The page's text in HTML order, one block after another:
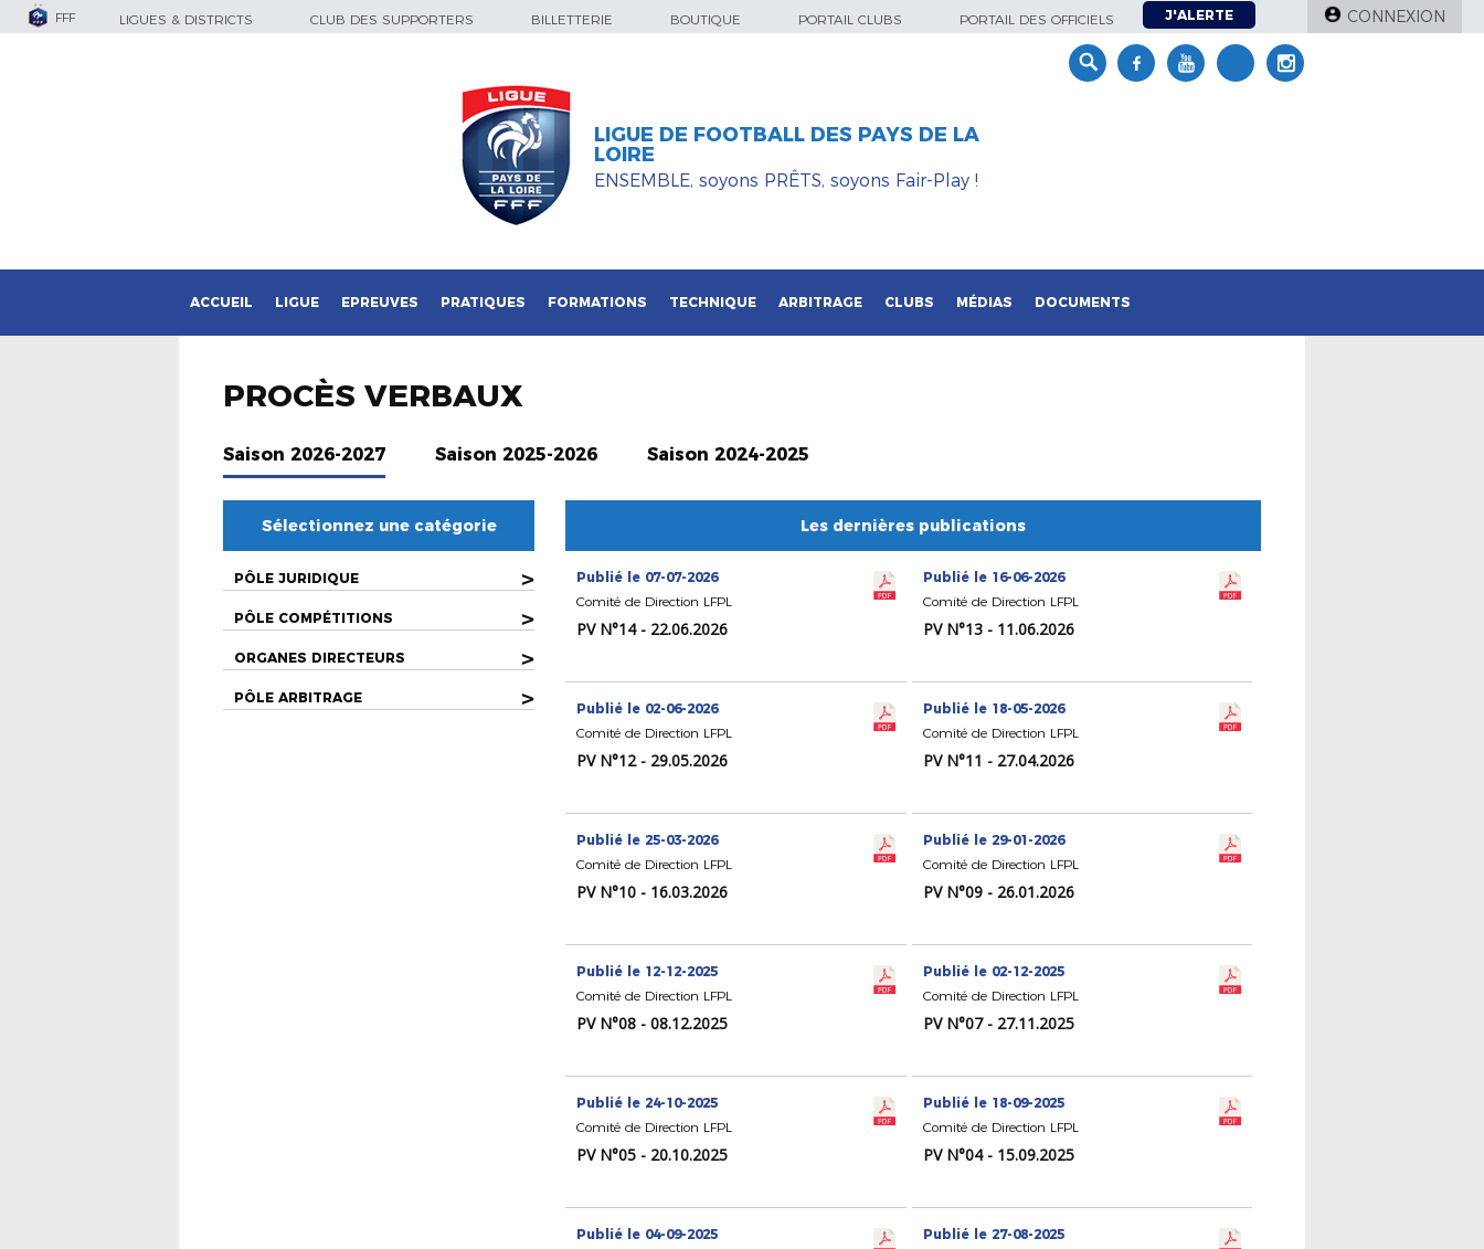
FFF LIGUES & DISTRICTS CLUB DES SUPPORTERS BILLETTERIE BOUTIQUE PORTAIL CLUBS PORTAIL DES OFFICIELS J'ALERTE CONNEXION
LIGUE DE FOOTBALL DES PAYS DE LA
LOIRE
ENSEMBLE, soyons PRÊTS, soyons Fair-Play !
ACCUEIL LIGUE EPREUVES PRATIQUES FORMATIONS TECHNIQUE ARBITRAGE CLUBS MÉDIAS DOCUMENTS
PROCÈS VERBAUX
Saison 2026-2027 Saison 2025-2026 Saison 2024-2025
Sélectionnez une catégorie
PÔLE JURIDIQUE >
PÔLE COMPÉTITIONS >
ORGANES DIRECTEURS >
PÔLE ARBITRAGE >
Les dernières publications
Publié le 07-07-2026
Comité de Direction LFPL
PV N°14 - 22.06.2026
Publié le 16-06-2026
Comité de Direction LFPL
PV N°13 - 11.06.2026
Publié le 02-06-2026
Comité de Direction LFPL
PV N°12 - 29.05.2026
Publié le 18-05-2026
Comité de Direction LFPL
PV N°11 - 27.04.2026
Publié le 25-03-2026
Comité de Direction LFPL
PV N°10 - 16.03.2026
Publié le 29-01-2026
Comité de Direction LFPL
PV N°09 - 26.01.2026
Publié le 12-12-2025
Comité de Direction LFPL
PV N°08 - 08.12.2025
Publié le 02-12-2025
Comité de Direction LFPL
PV N°07 - 27.11.2025
Publié le 24-10-2025
Comité de Direction LFPL
PV N°05 - 20.10.2025
Publié le 18-09-2025
Comité de Direction LFPL
PV N°04 - 15.09.2025
Publié le 04-09-2025
Publié le 27-08-2025